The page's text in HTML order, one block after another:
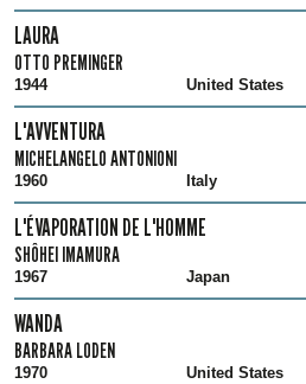
LAURA
OTTO PREMINGER
1944 United States
L'AVVENTURA
MICHELANGELO ANTONIONI
1960 Italy
L'ÉVAPORATION DE L'HOMME
SHÔHEI IMAMURA
1967 Japan
WANDA
BARBARA LODEN
1970 United States